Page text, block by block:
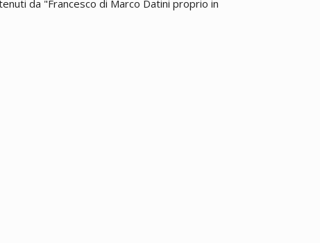
da "Francesco di Marco Datini proprio in